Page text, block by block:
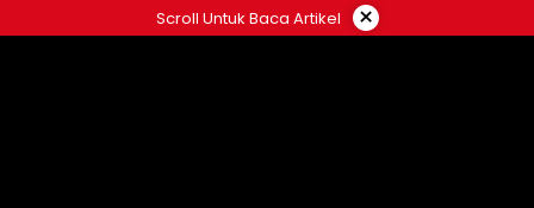
ke
Scroll Untuk Baca Artikel ×